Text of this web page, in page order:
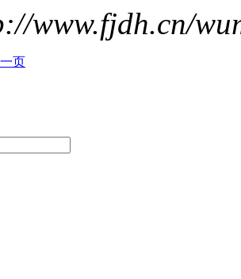
www.fjdh.cn/
页